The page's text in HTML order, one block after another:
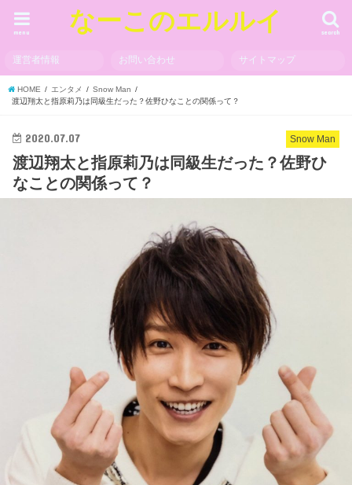
なーこのエルルイ search
menu
運営者情報 お問い合わせ サイトマップ
HOME エンタメ
Snow Man
渡辺翔太と指原莉乃は同級生だった？佐野ひなことの関係って？
Snow Man
2020.07.07
渡辺翔太と指原莉乃は同級生だった？佐野ひ
なことの関係って？